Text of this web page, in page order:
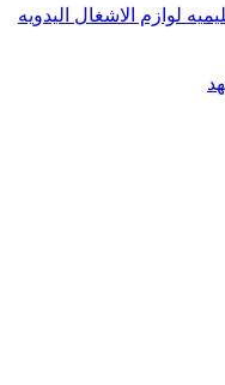
لوازم الاشغال اليدويه